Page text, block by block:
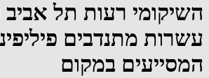
השיקומי רעות תל אביב
עשרות מתנדבים
המסייעים במקום